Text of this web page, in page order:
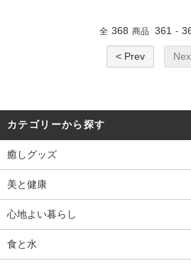
全 368 商品 361 -
< Prev
カテゴリーから探す
癒しグッズ
美と健康
心地よい暮らし
食と水